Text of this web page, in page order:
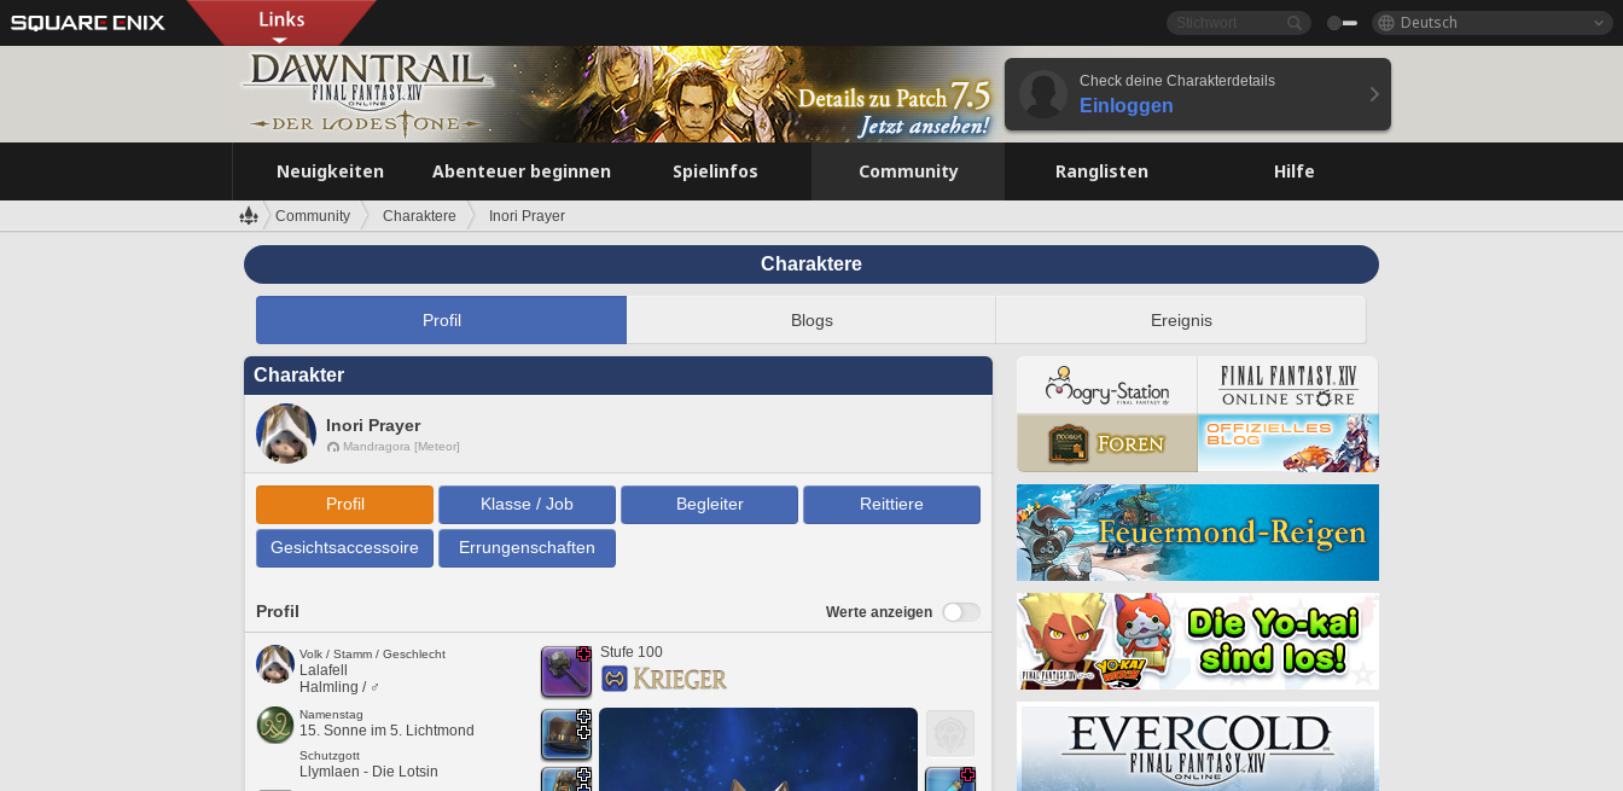
Deutsch
Check deine Charakterdetails
Einloggen
Neuigkeiten Abenteuer beginnen Spielinfos Community Ranglisten Hilfe
Community Charaktere Inori Prayer
Charaktere
Profil Blogs Ereignis
Charakter
Inori Prayer
Mandragora [Meteor]
Profil Klasse / Job Begleiter Reittiere
Gesichtsaccessoire Errungenschaften
Profil Werte anzeigen
Volk / Stamm / Geschlecht
Lalafell
Halmling / ♂
Namenstag
15. Sonne im 5. Lichtmond
Schutzgott
Llymlaen - Die Lotsin
Stufe 100